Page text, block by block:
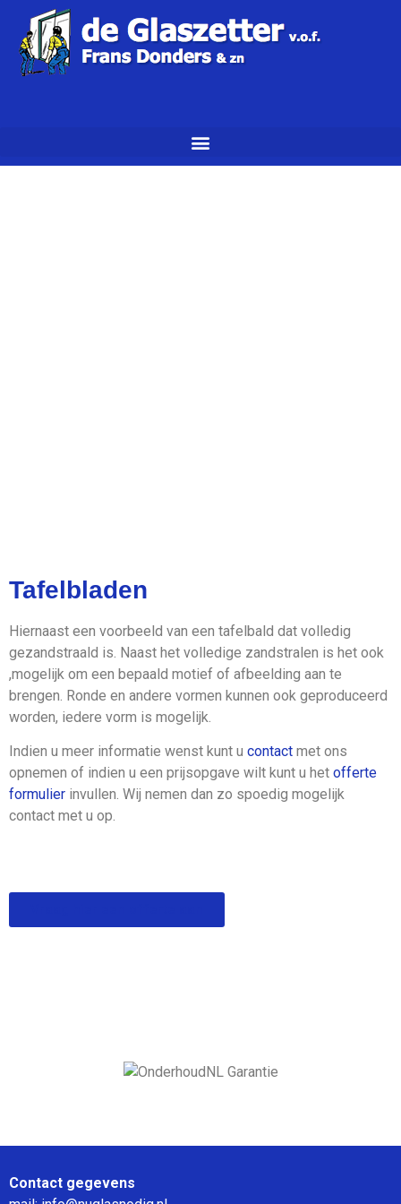
Tilburg en omstreken
Onze klanten waarderen ons met
een 9.4.
Tafelbladen
Hiernaast een voorbeeld van een tafelbald dat volledig
gezandstraald is. Naast het volledige zandstralen is het ook
,mogelijk om een bepaald motief of afbeelding aan te
brengen. Ronde en andere vormen kunnen ook geproduceerd
worden, iedere vorm is mogelijk.
Indien u meer informatie wenst kunt u contact met ons
opnemen of indien u een prijsopgave wilt kunt u het offerte
formulier invullen. Wij nemen dan zo spoedig mogelijk
contact met u op.
Contact gegevens